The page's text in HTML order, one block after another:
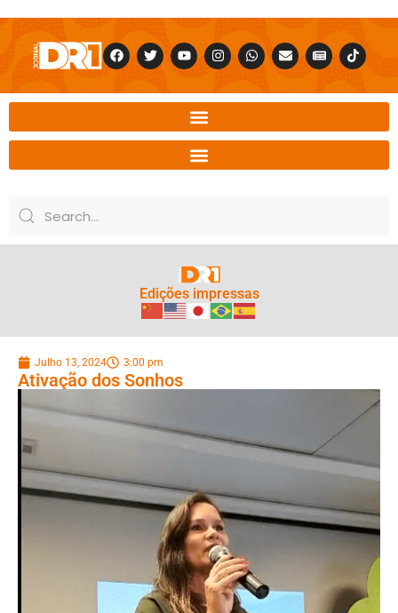
Edições impressas
Julho 13, 2024 3:00 pm
Ativação dos Sonhos